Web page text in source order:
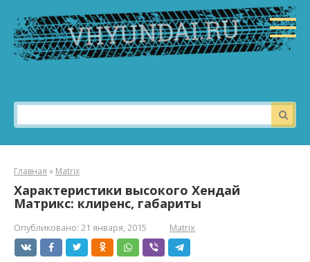
контенту
Поиск:
Главная » Matrix
Характеристики высокого Хендай
Матрикс: клиренс, габариты
Опубликовано: 21 января, 2015 Matrix